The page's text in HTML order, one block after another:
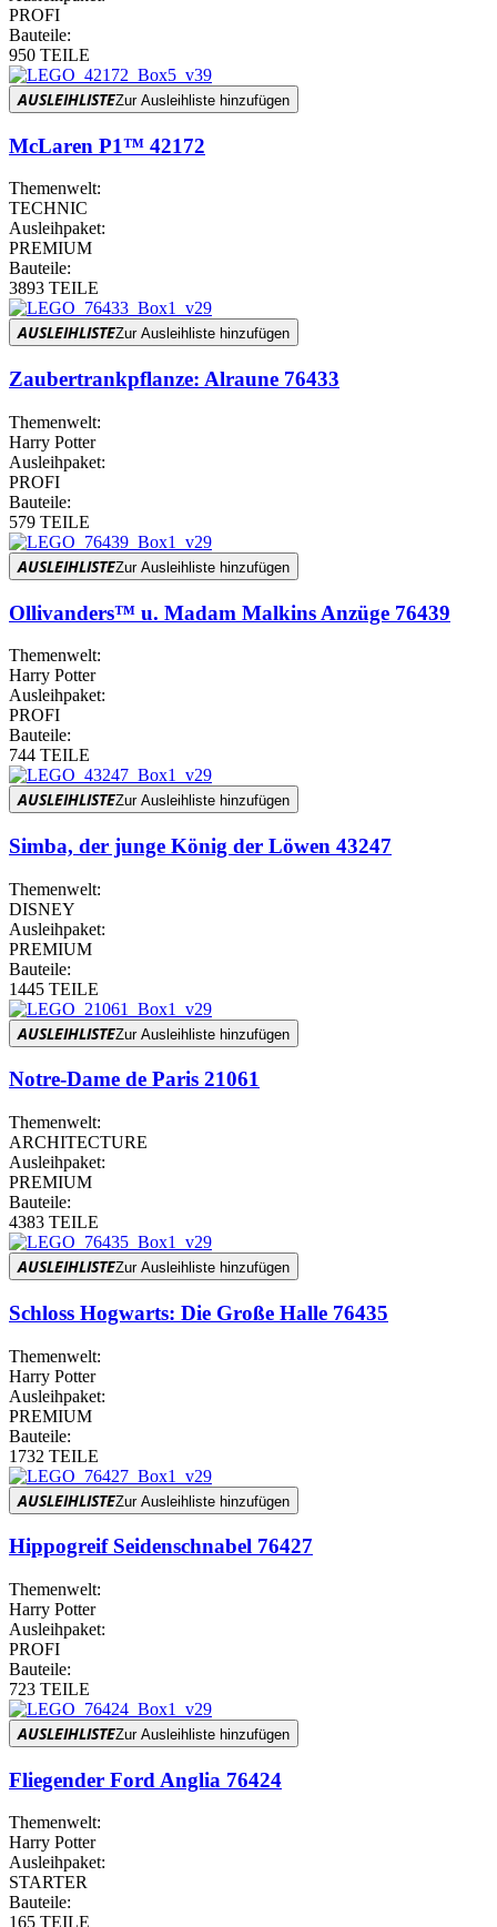
PROFI
Bauteile:
950 TEILE
AUSLEIHLISTEZur Ausleihliste hinzufügen
McLaren P1™ 42172
Themenwelt:
TECHNIC
Ausleihpaket:
PREMIUM
Bauteile:
3893 TEILE
AUSLEIHLISTEZur Ausleihliste hinzufügen
Zaubertrankpflanze: Alraune 76433
Themenwelt:
Harry Potter
Ausleihpaket:
PROFI
Bauteile:
579 TEILE
AUSLEIHLISTEZur Ausleihliste hinzufügen
Ollivanders™ u. Madam Malkins Anzüge 76439
Themenwelt:
Harry Potter
Ausleihpaket:
PROFI
Bauteile:
744 TEILE
AUSLEIHLISTEZur Ausleihliste hinzufügen
Simba, der junge König der Löwen 43247
Themenwelt:
DISNEY
Ausleihpaket:
PREMIUM
Bauteile:
1445 TEILE
AUSLEIHLISTEZur Ausleihliste hinzufügen
Notre-Dame de Paris 21061
Themenwelt:
ARCHITECTURE
Ausleihpaket:
PREMIUM
Bauteile:
4383 TEILE
AUSLEIHLISTEZur Ausleihliste hinzufügen
Schloss Hogwarts: Die Große Halle 76435
Themenwelt:
Harry Potter
Ausleihpaket:
PREMIUM
Bauteile:
1732 TEILE
AUSLEIHLISTEZur Ausleihliste hinzufügen
Hippogreif Seidenschnabel 76427
Themenwelt:
Harry Potter
Ausleihpaket:
PROFI
Bauteile:
723 TEILE
AUSLEIHLISTEZur Ausleihliste hinzufügen
Fliegender Ford Anglia 76424
Themenwelt:
Harry Potter
Ausleihpaket:
STARTER
Bauteile:
165 TEILE